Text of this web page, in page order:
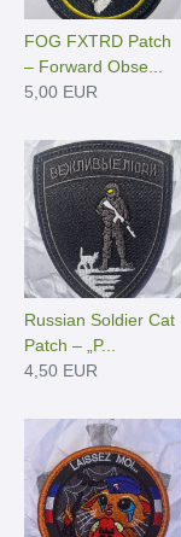
FOG FXTRD Patch
– Forward Obse...
5,00 EUR
Russian Soldier Cat
Patch – „P...
4,50 EUR